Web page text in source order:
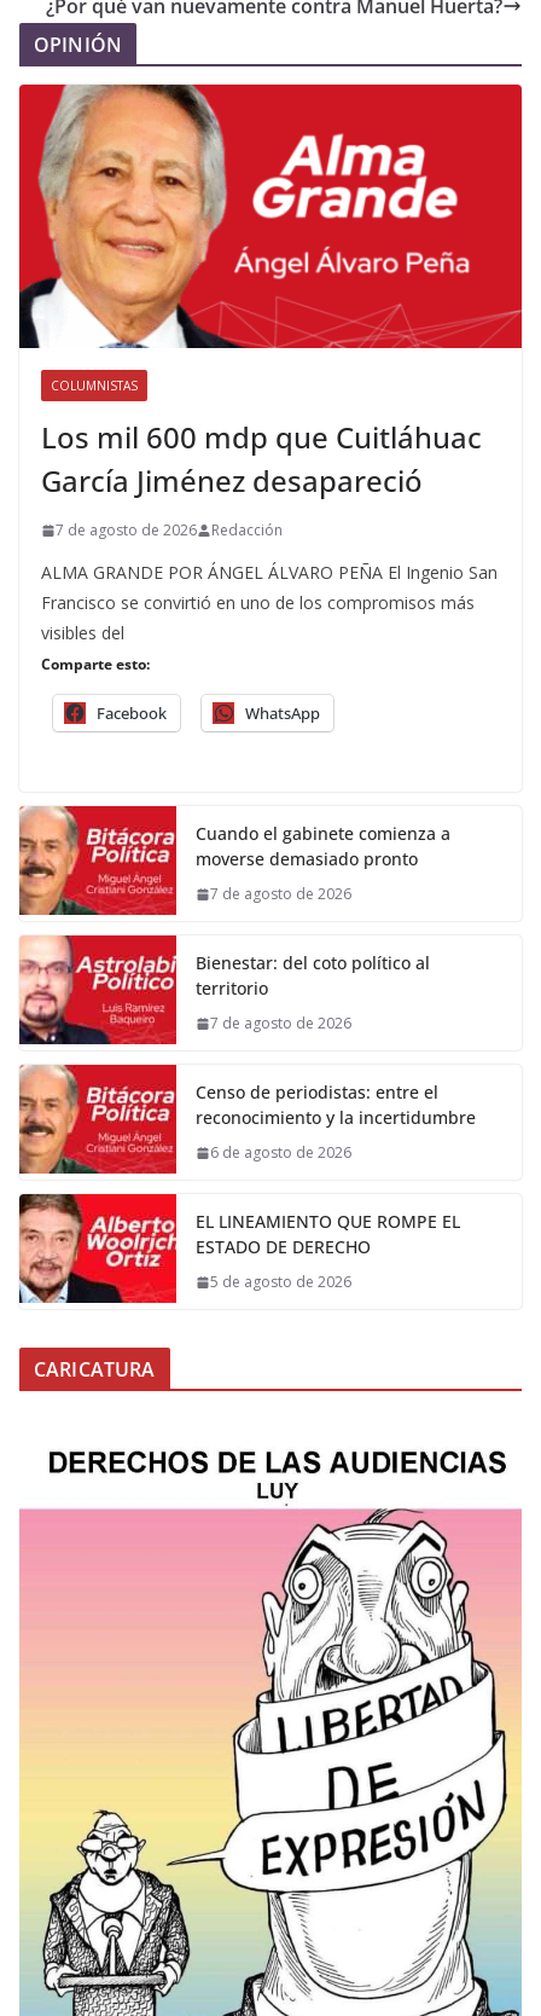
¿Por qué van nuevamente contra Manuel Huerta?
OPINIÓN
COLUMNISTAS
Los mil 600 mdp que Cuitláhuac
García Jiménez desapareció
7 de agosto de 2026 Redacción
ALMA GRANDE POR ÁNGEL ÁLVARO PEÑA El Ingenio San
Francisco se convirtió en uno de los compromisos más
visibles del
Comparte esto:
Facebook WhatsApp
Cuando el gabinete comienza a
moverse demasiado pronto
7 de agosto de 2026
Bienestar: del coto político al
territorio
7 de agosto de 2026
Censo de periodistas: entre el
reconocimiento y la incertidumbre
6 de agosto de 2026
EL LINEAMIENTO QUE ROMPE EL
ESTADO DE DERECHO
5 de agosto de 2026
CARICATURA